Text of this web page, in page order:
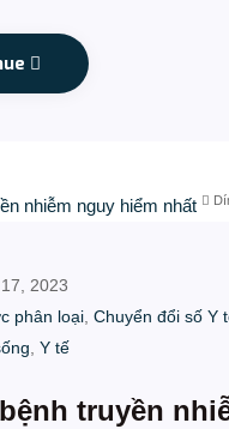
2023
phân loại, Chuyển đổi số Y
, Y tế
truyền